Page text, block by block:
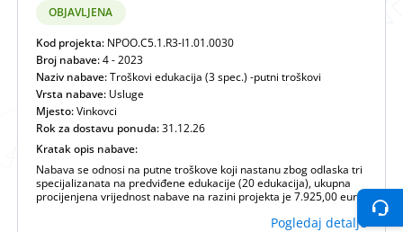
OBJAVLJENA
Kod projekta: NPOO.C5.1.R3-I1.01.0030
Broj nabave:4 - 2023
Naziv nabave:Troškovi edukacija (3 spec.) -putni troškovi
Vrsta nabave: Usluge
Mjesto:Vinkovci
Rok za dostavu ponuda:31.12.26
Kratak opis nabave:
Nabava se odnosi na putne troškove koji nastanu zbog odlaska tri
specijalizanata na predviđene edukacije (20 edukacija), ukupna
procijenjena vrijednost nabave na razini projekta je 7.925,00 eura.
Pogledaj detalje